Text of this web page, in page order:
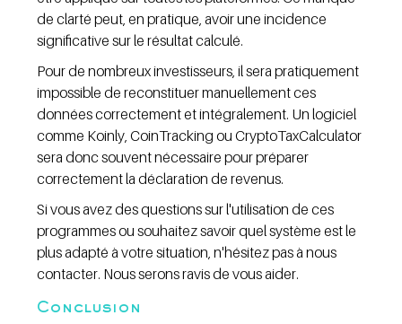
de clarté peut, en pratique, avoir une incidence
significative sur le résultat calculé.
Pour de nombreux investisseurs, il sera pratiquement
impossible de reconstituer manuellement ces
données correctement et intégralement. Un logiciel
comme Koinly, CoinTracking ou CryptoTaxCalculator
sera donc souvent nécessaire pour préparer
correctement la déclaration de revenus.
Si vous avez des questions sur l'utilisation de ces
programmes ou souhaitez savoir quel système est le
plus adapté à votre situation, n'hésitez pas à nous
contacter. Nous serons ravis de vous aider.
Conclusion